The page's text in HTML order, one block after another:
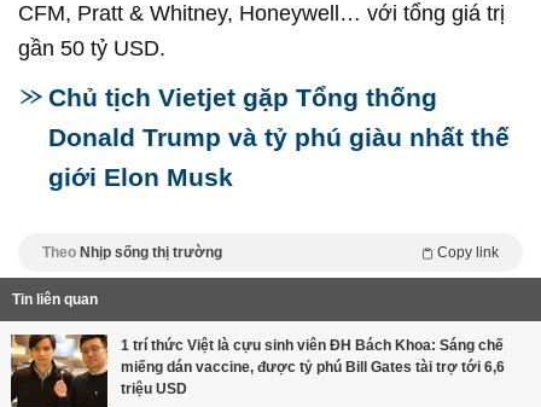
CFM, Pratt & Whitney, Honeywell… với tổng giá trị
gần 50 tỷ USD.
Chủ tịch Vietjet gặp Tổng thống
Donald Trump và tỷ phú giàu nhất thế
giới Elon Musk
Theo Nhịp sống thị trường Copy link
Tin liên quan
1 trí thức Việt là cựu sinh viên ĐH Bách Khoa: Sáng chế
miếng dán vaccine, được tỷ phú Bill Gates tài trợ tới 6,6
triệu USD